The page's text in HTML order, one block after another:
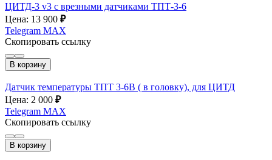
ЦИТД-3 v3 с врезными датчиками ТПТ-3-6
Цена: 13 900 ₽
Telegram MAX
Скопировать ссылку
В корзину
Датчик температуры ТПТ 3-6В ( в головку), для ЦИТД
Цена: 2 000 ₽
Telegram MAX
Скопировать ссылку
В корзину